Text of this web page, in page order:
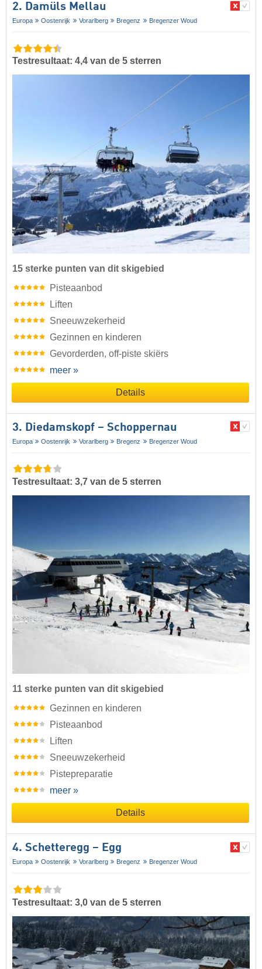
2. Damüls Mellau
Europa Oostenrijk Vorarlberg Bregenz Bregenzer Woud
Testresultaat: 4,4 van de 5 sterren
15 sterke punten van dit skigebied
Pisteaanbod
Liften
Sneeuwzekerheid
Gezinnen en kinderen
Gevorderden, off-piste skiërs
meer »
Details
3. Diedamskopf – Schoppernau
Europa Oostenrijk Vorarlberg Bregenz Bregenzer Woud
Testresultaat: 3,7 van de 5 sterren
11 sterke punten van dit skigebied
Gezinnen en kinderen
Pisteaanbod
Liften
Sneeuwzekerheid
Pistepreparatie
meer »
Details
4. Schetteregg – Egg
Europa Oostenrijk Vorarlberg Bregenz Bregenzer Woud
Testresultaat: 3,0 van de 5 sterren